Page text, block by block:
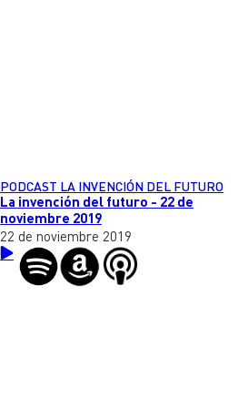
PODCAST LA INVENCIÓN DEL FUTURO
La invención del futuro - 22 de
noviembre 2019
22 de noviembre 2019